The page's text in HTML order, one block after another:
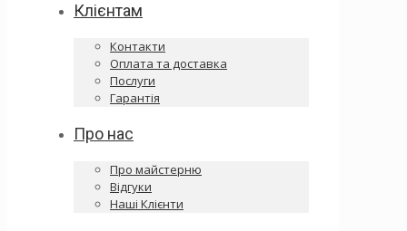
Клієнтам
Контакти
Оплата та доставка
Послуги
Гарантія
Про нас
Про майстерню
Відгуки
Наші Клієнти